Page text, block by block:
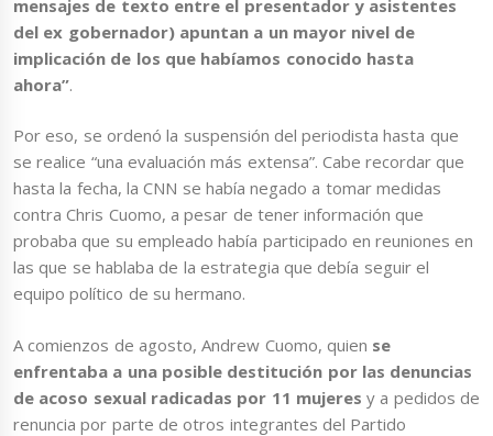
mensajes de texto entre el presentador y asistentes
del ex gobernador) apuntan a un mayor nivel de
implicación de los que habíamos conocido hasta
ahora”.
Por eso, se ordenó la suspensión del periodista hasta que
se realice “una evaluación más extensa”. Cabe recordar que
hasta la fecha, la CNN se había negado a tomar medidas
contra Chris Cuomo, a pesar de tener información que
probaba que su empleado había participado en reuniones en
las que se hablaba de la estrategia que debía seguir el
equipo político de su hermano.
A comienzos de agosto, Andrew Cuomo, quien se
enfrentaba a una posible destitución por las denuncias
de acoso sexual radicadas por 11 mujeresy a pedidos de
renuncia por parte de otros integrantes del Partido